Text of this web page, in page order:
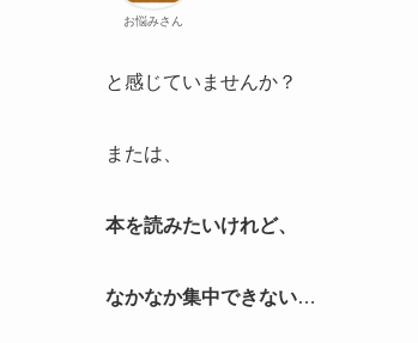
お悩みさん
と感じていませんか？
または、
本を読みたいけれど、
なかなか集中できない…